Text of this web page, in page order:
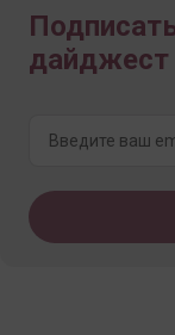
дайджест